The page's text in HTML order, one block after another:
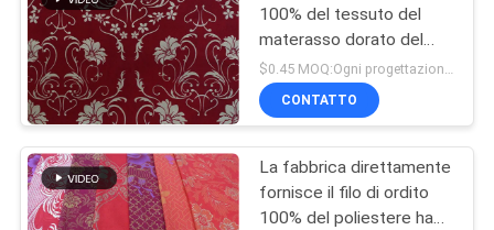
100% del tessuto del
materasso dorato del
tessuto di seta naturale
del poliestere che
tricotta stampa
$0.45 MOQ:Ogni progettazione comincia da 1000 metri
CONTATTO
La fabbrica direttamente
fornisce il filo di ordito
100% del poliestere ha